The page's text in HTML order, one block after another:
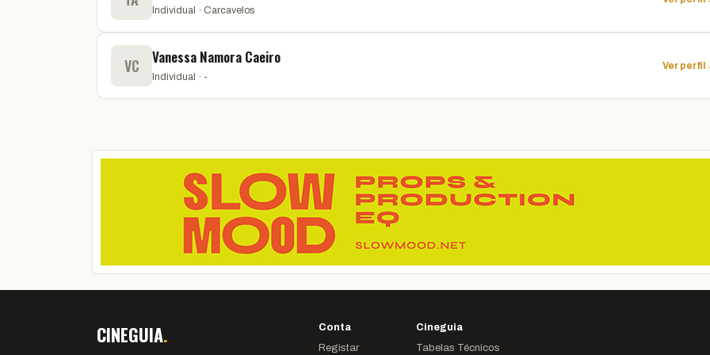
Individual · Carcavelos
VC Vanessa Namora Caeiro
Individual · -
Ver perfil
CINEGUIA.
Conta
Registar
Cineguia
Tabelas Técnicos